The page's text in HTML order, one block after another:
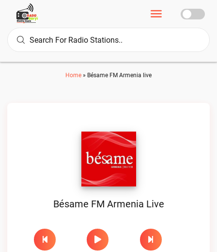
Home » Bésame FM Armenia live
Bésame FM Armenia Live